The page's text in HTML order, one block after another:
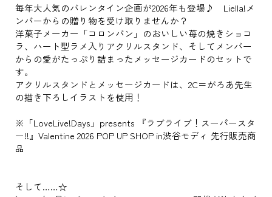
毎年大人気のバレンタイン企画が2026年も登場♪ Liella!メ
ンバーからの贈り物を受け取りませんか？
洋菓子メーカー「コロンバン」のおいしい苺の焼きショコ
ラ、ハート型ラメ入りアクリルスタンド、そしてメンバー
からの愛がたっぷり詰まったメッセージカードのセットで
す。
アクリルスタンドとメッセージカードは、2C＝がろあ先生
の描き下ろしイラストを使用！
※「LoveLive!Days」presents 『ラブライブ！スーパースタ
ー!!』Valentine 2026 POP UP SHOP in渋谷モディ 先行販売商
品
そして……☆